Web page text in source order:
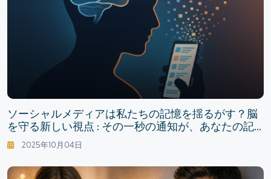
ソーシャルメディアは私たちの記憶を揺るがす？脳
を守る新しい視点 : その一秒の通知が、あなたの記
憶を浅くする
2025年10月04日